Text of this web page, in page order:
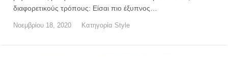
διαφορετικούς τρόπους: Είσαι πιο έξυπνος…
Νοεμβρίου 18, 2020 Κατηγορία Style